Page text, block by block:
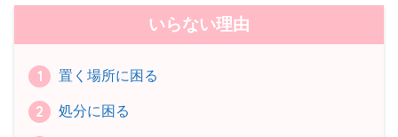
いらない理由
置く場所に困る
処分に困る